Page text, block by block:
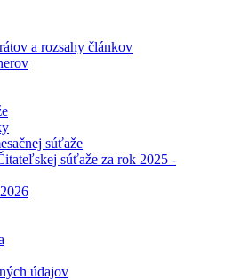
a rozsahy článkov
súťaže
súťaže za rok 2025 -
údajov